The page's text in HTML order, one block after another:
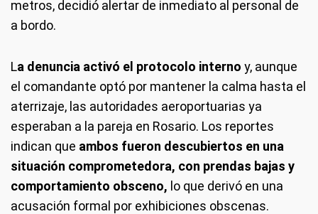
metros, decidió alertar de inmediato al personal de
a bordo.
La denuncia activó el protocolo interno y, aunque
el comandante optó por mantener la calma hasta el
aterrizaje, las autoridades aeroportuarias ya
esperaban a la pareja en Rosario. Los reportes
indican que ambos fueron descubiertos en una
situación comprometedora, con prendas bajas y
comportamiento obsceno, lo que derivó en una
acusación formal por exhibiciones obscenas.